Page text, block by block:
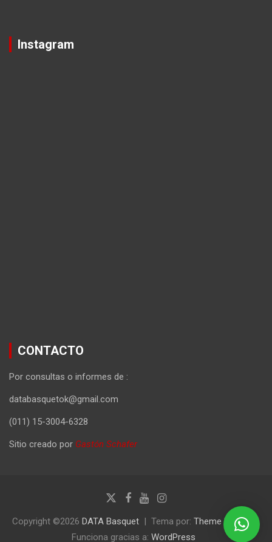
Instagram
CONTACTO
Por consultas o informes de :
databasquetok@gmail.com
(011) 15-3004-6328
Sitio creado por Gastón Schafer
Copyright ©2026 DATA Basquet Tema por: Theme Horse
Funciona gracias a: WordPress